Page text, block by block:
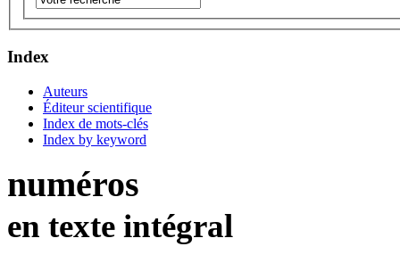
Index
Auteurs
Éditeur scientifique
Index de mots-clés
Index by keyword
numéros
en texte intégral